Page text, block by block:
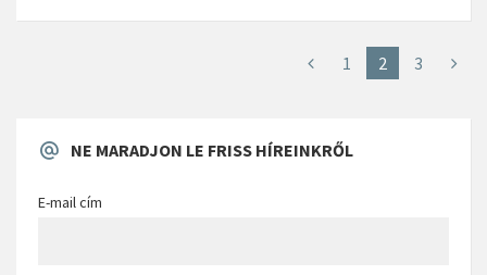
1 2 3
NE MARADJON LE FRISS HÍREINKRŐL
E-mail cím